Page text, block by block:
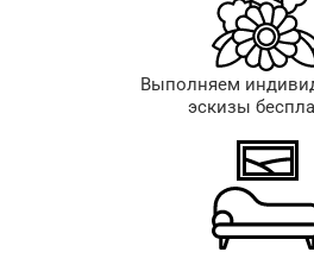
Выполняем
эскизы